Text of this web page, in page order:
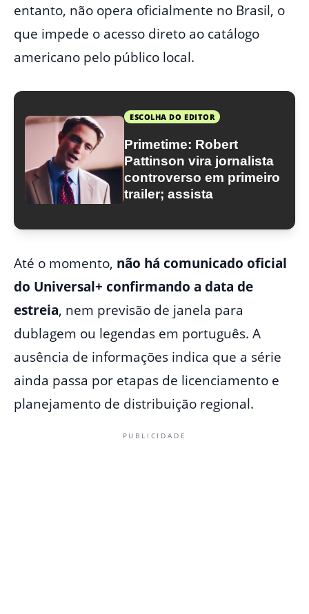
entanto, não opera oficialmente no Brasil, o
que impede o acesso direto ao catálogo
americano pelo público local.
ESCOLHA DO EDITOR
Primetime: Robert
Pattinson vira jornalista
controverso em primeiro
trailer; assista
Até o momento, não há comunicado oficial
do Universal+ confirmando a data de
estreia, nem previsão de janela para
dublagem ou legendas em português. A
ausência de informações indica que a série
ainda passa por etapas de licenciamento e
planejamento de distribuição regional.
PUBLICIDADE